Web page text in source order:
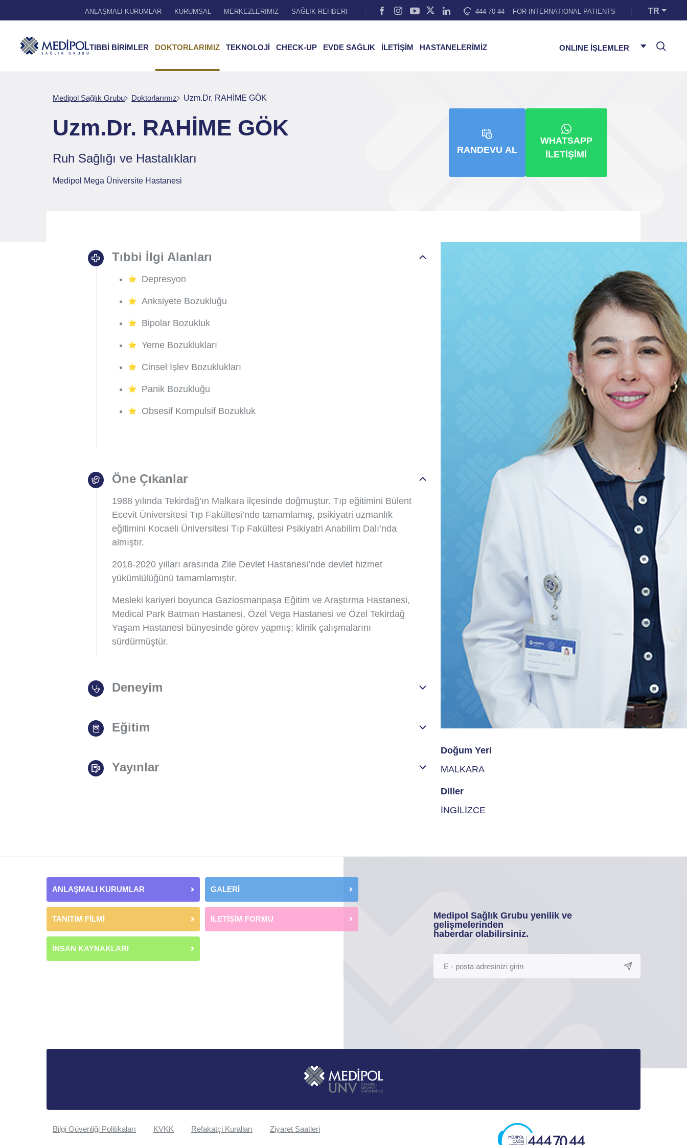
ANLAŞMALI KURUMLAR KURUMSAL MERKEZLERİMİZ SAĞLIK REHBERİ 444 70 44 FOR INTERNATIONAL PATIENTS TR
TIBBİ BİRİMLER DOKTORLARIMIZ TEKNOLOJİ CHECK-UP EVDE SAĞLIK İLETİŞİM HASTANELERİMİZ ONLINE İŞLEMLER
Medipol Sağlık Grubu Doktorlarımız Uzm.Dr. RAHİME GÖK
Uzm.Dr. RAHİME GÖK
Ruh Sağlığı ve Hastalıkları
Medipol Mega Üniversite Hastanesi
RANDEVU AL
WHATSAPP
İLETIŞIMI
Doğum Yeri
MALKARA
Diller
İNGİLİZCE
Tıbbi İlgi Alanları
Depresyon
Anksiyete Bozukluğu
Bipolar Bozukluk
Yeme Bozuklukları
Cinsel İşlev Bozuklukları
Panik Bozukluğu
Obsesif Kompulsif Bozukluk
Öne Çıkanlar
1988 yılında Tekirdağ’ın Malkara ilçesinde doğmuştur. Tıp eğitimini Bülent
Ecevit Üniversitesi Tıp Fakültesi’nde tamamlamış, psikiyatri uzmanlık
eğitimini Kocaeli Üniversitesi Tıp Fakültesi Psikiyatri Anabilim Dalı’nda
almıştır.
2018-2020 yılları arasında Zile Devlet Hastanesi’nde devlet hizmet
yükümlülüğünü tamamlamıştır.
Mesleki kariyeri boyunca Gaziosmanpaşa Eğitim ve Araştırma Hastanesi,
Medical Park Batman Hastanesi, Özel Vega Hastanesi ve Özel Tekirdağ
Yaşam Hastanesi bünyesinde görev yapmış; klinik çalışmalarını
sürdürmüştür.
Deneyim
Eğitim
Yayınlar
ANLAŞMALI KURUMLAR GALERİ
TANITIM FİLMİ İLETİŞİM FORMU
İNSAN KAYNAKLARI
Medipol Sağlık Grubu yenilik ve
gelişmelerinden
haberdar olabilirsiniz.
Bilgi Güvenliği Politikaları KVKK Refakatçi Kuralları Ziyaret Saatleri